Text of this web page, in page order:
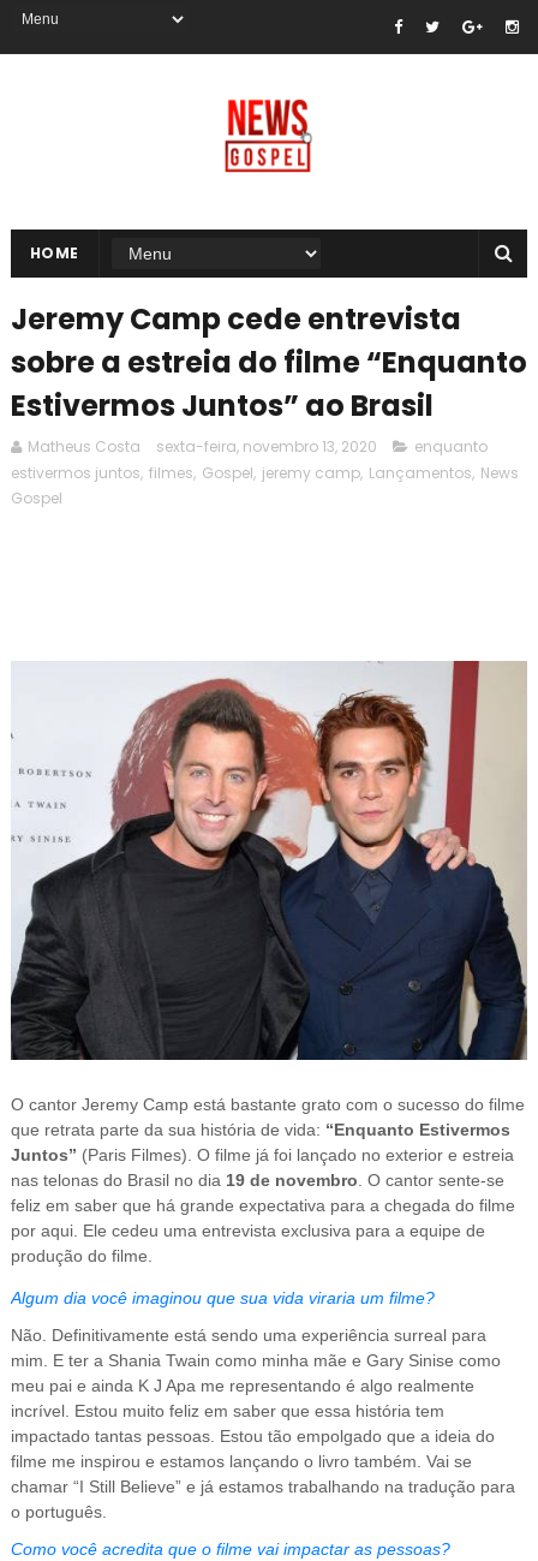
HOME
Jeremy Camp cede entrevista
sobre a estreia do filme “Enquanto
Estivermos Juntos” ao Brasil
Matheus Costa sexta-feira, novembro 13, 2020
enquanto
estivermos juntos, filmes, Gospel, jeremy camp, Lançamentos, News
Gospel
O cantor Jeremy Camp está bastante grato com o sucesso do filme
que retrata parte da sua história de vida: “Enquanto Estivermos
Juntos” (Paris Filmes). O filme já foi lançado no exterior e estreia
nas telonas do Brasil no dia 19 de novembro. O cantor sente-se
feliz em saber que há grande expectativa para a chegada do filme
por aqui. Ele cedeu uma entrevista exclusiva para a equipe de
produção do filme.
Algum dia você imaginou que sua vida viraria um filme?
Não. Definitivamente está sendo uma experiência surreal para
mim. E ter a Shania Twain como minha mãe e Gary Sinise como
meu pai e ainda K J Apa me representando é algo realmente
incrível. Estou muito feliz em saber que essa história tem
impactado tantas pessoas. Estou tão empolgado que a ideia do
filme me inspirou e estamos lançando o livro também. Vai se
chamar “I Still Believe” e já estamos trabalhando na tradução para
o português.
Como você acredita que o filme vai impactar as pessoas?